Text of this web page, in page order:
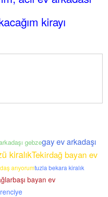
kirayı
gebzegay ev arkadaşı
kiralıkTekirdağ bayan ev
arıyorumtuzla bekara kiralık
bayan ev